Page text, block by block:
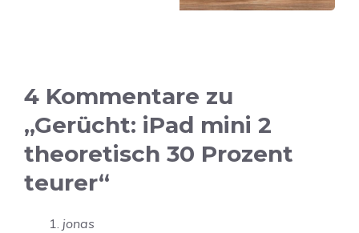
4 Kommentare zu
„Gerücht: iPad mini 2
theoretisch 30 Prozent
teurer“
jonas